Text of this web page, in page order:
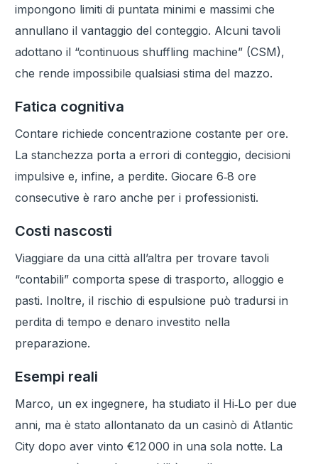
impongono limiti di puntata minimi e massimi che
annullano il vantaggio del conteggio. Alcuni tavoli
adottano il “continuous shuffling machine” (CSM),
che rende impossibile qualsiasi stima del mazzo.
Fatica cognitiva
Contare richiede concentrazione costante per ore.
La stanchezza porta a errori di conteggio, decisioni
impulsive e, infine, a perdite. Giocare 6‑8 ore
consecutive è raro anche per i professionisti.
Costi nascosti
Viaggiare da una città all’altra per trovare tavoli
“contabili” comporta spese di trasporto, alloggio e
pasti. Inoltre, il rischio di espulsione può tradursi in
perdita di tempo e denaro investito nella
preparazione.
Esempi reali
Marco, un ex ingegnere, ha studiato il Hi‑Lo per due
anni, ma è stato allontanato da un casinò di Atlantic
City dopo aver vinto €12 000 in una sola notte. La